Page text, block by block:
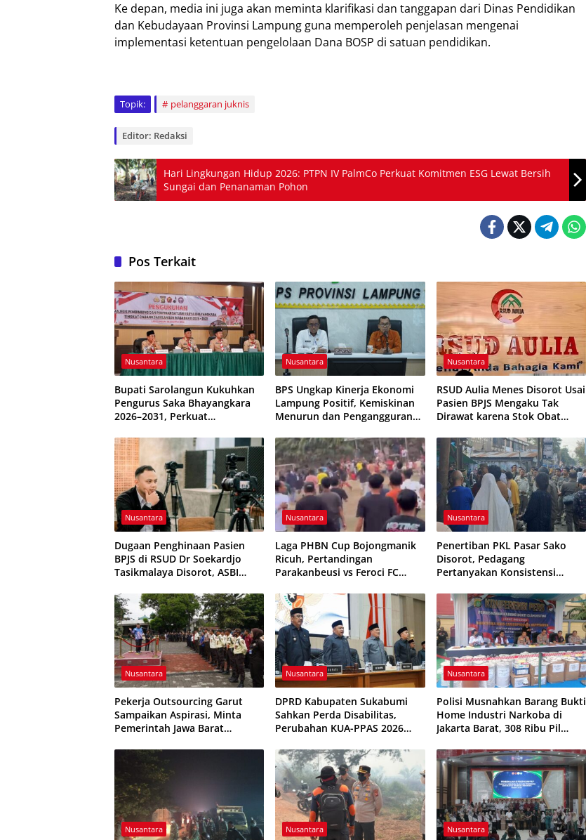
Ke depan, media ini juga akan meminta klarifikasi dan tanggapan dari Dinas Pendidikan
dan Kebudayaan Provinsi Lampung guna memperoleh penjelasan mengenai
implementasi ketentuan pengelolaan Dana BOSP di satuan pendidikan.
Topik: pelanggaran juknis
Editor: Redaksi
Hari Lingkungan Hidup 2026: PTPN IV PalmCo Perkuat Komitmen ESG Lewat Bersih
Sungai dan Penanaman Pohon
Pos Terkait
Nusantara
Bupati Sarolangun Kukuhkan
Pengurus Saka Bhayangkara
2026–2031, Perkuat
Muda
Nusantara
BPS Ungkap Kinerja Ekonomi
Lampung Positif, Kemiskinan
Menurun dan Pengangguran
Nusantara
RSUD Aulia Menes Disorot Usai
Pasien BPJS Mengaku Tak
Dirawat karena Stok Obat
Nusantara
Dugaan Penghinaan Pasien
BPJS di RSUD Dr Soekardjo
Tasikmalaya Disorot, ASBI
Etika Pelayanan
Nusantara
Laga PHBN Cup Bojongmanik
Ricuh, Pertandingan
Parakanbeusi vs Feroci FC
Nusantara
Penertiban PKL Pasar Sako
Disorot, Pedagang
Pertanyakan Konsistensi
Pungutan
Nusantara
Pekerja Outsourcing Garut
Sampaikan Aspirasi, Minta
Pemerintah Jawa Barat
Nusantara
DPRD Kabupaten Sukabumi
Sahkan Perda Disabilitas,
Perubahan KUA-PPAS 2026
Nusantara
Polisi Musnahkan Barang Bukti
Home Industri Narkoba di
Jakarta Barat, 308 Ribu Pil
Nusantara Nusantara Nusantara